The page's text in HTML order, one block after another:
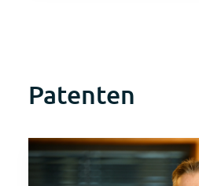
Patenten